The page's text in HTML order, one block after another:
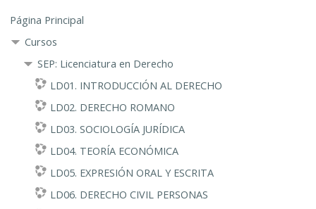
Página Principal
Cursos
SEP: Licenciatura en Derecho
LD01. INTRODUCCIÓN AL DERECHO
LD02. DERECHO ROMANO
LD03. SOCIOLOGÍA JURÍDICA
LD04. TEORÍA ECONÓMICA
LD05. EXPRESIÓN ORAL Y ESCRITA
LD06. DERECHO CIVIL PERSONAS